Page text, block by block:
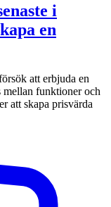
i
en
att erbjuda en
mellan funktioner och
att skapa prisvärda